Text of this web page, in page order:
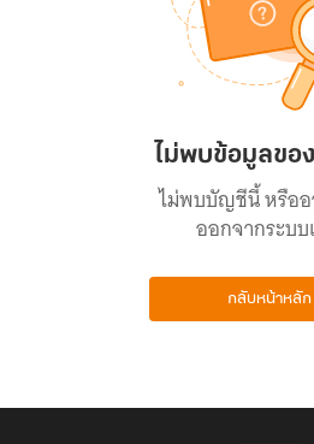
ไม่พบข้อมูลข
ไม่พบบัญชีนี้ หรือ
ออกจากระบ
กลับหน้าหลัก